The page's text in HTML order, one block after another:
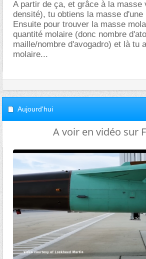
A partir de ça, et grâce à la masse
densité), tu obtiens la masse d'une
Ensuite pour trouver la masse
quantité molaire (donc nombre
maille/nombre d'avogadro) et là tu
molaire...
Aujourd'hui
A voir en vidéo sur